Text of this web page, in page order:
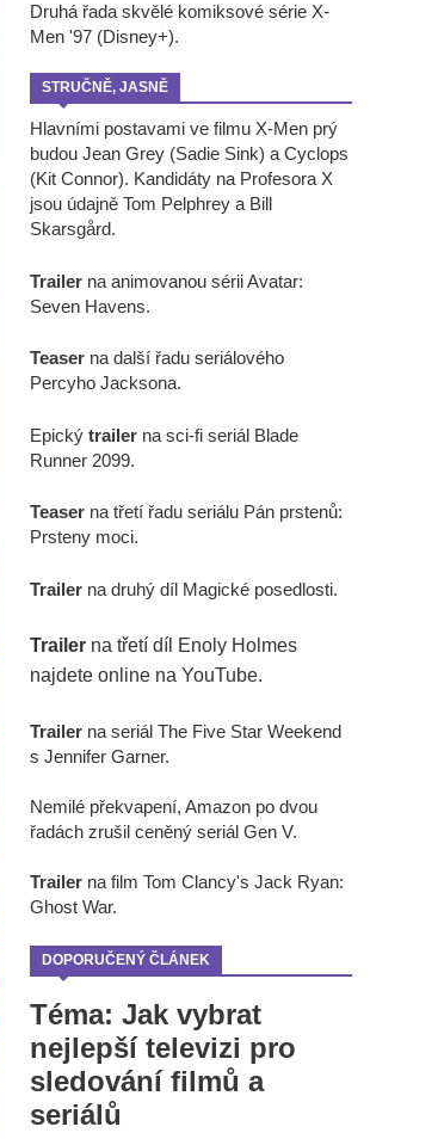
Druhá řada skvělé komiksové série X-
Men '97 (Disney+).
STRUČNĚ, JASNĚ
Hlavními postavami ve filmu X-Men prý
budou Jean Grey (Sadie Sink) a Cyclops
(Kit Connor). Kandidáty na Profesora X
jsou údajně Tom Pelphrey a Bill
Skarsgård.
Trailer na animovanou sérii Avatar:
Seven Havens.
Teaser na další řadu seriálového
Percyho Jacksona.
Epický trailer na sci-fi seriál Blade
Runner 2099.
Teaser na třetí řadu seriálu Pán prstenů:
Prsteny moci.
Trailer na druhý díl Magické posedlosti.
Trailer na třetí díl Enoly Holmes
najdete online na YouTube.
Trailer na seriál The Five Star Weekend
s Jennifer Garner.
Nemilé překvapení, Amazon po dvou
řadách zrušil ceněný seriál Gen V.
Trailer na film Tom Clancy's Jack Ryan:
Ghost War.
DOPORUČENÝ ČLÁNEK
Téma: Jak vybrat
nejlepší televizi pro
sledování filmů a
seriálů